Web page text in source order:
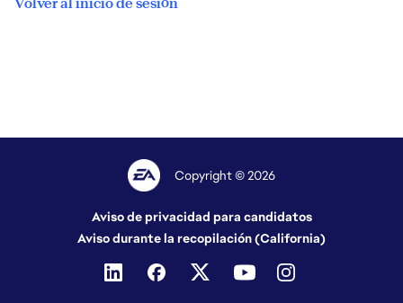
Copyright © 2026
Aviso de privacidad para candidatos
Aviso durante la recopilación (California)